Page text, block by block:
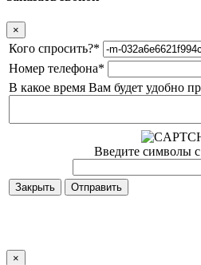
×
Кого спросить?*
Номер телефона*
В какое время Вам будет удобно
Введите символы
Закрыть
×